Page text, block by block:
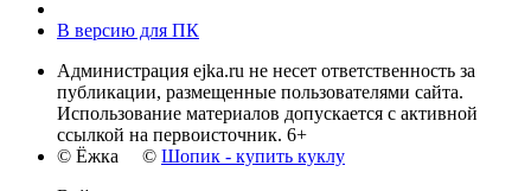
В версию для ПК
Администрация ejka.ru не несет ответственность за
публикации, размещенные пользователями сайта.
Использование материалов допускается с активной
ссылкой на первоисточник. 6+
© Ёжка © Шопик - купить куклу